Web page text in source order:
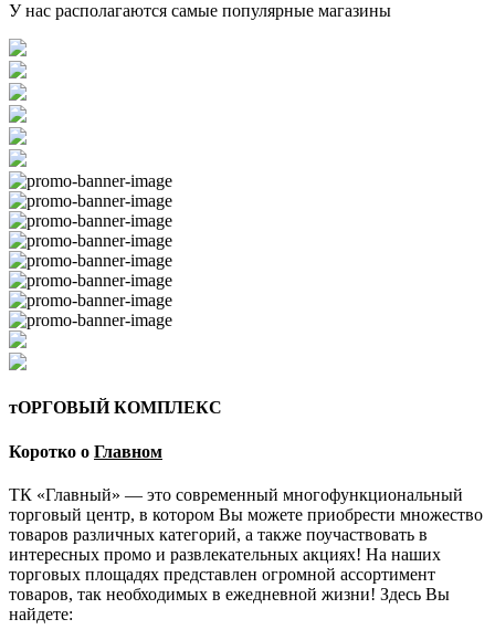
У нас располагаются самые популярные магазины
тОРГОВЫЙ КОМПЛЕКС
Коротко о Главном
ТК «Главный» — это современный многофункциональный
торговый центр, в котором Вы можете приобрести множество
товаров различных категорий, а также поучаствовать в
интересных промо и развлекательных акциях! На наших
торговых площадях представлен огромной ассортимент
товаров, так необходимых в ежедневной жизни! Здесь Вы
найдете: